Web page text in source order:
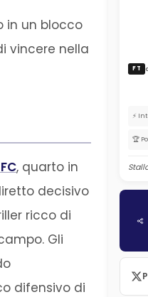
FT
⚡
🏆
in un blocco
vincere nella
, quarto in
decisivo
ricco di
Gli
difensivo di